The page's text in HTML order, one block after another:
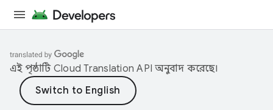
এই পৃষ্ঠাটি Cloud Translation API অনুবাদ করেছে।